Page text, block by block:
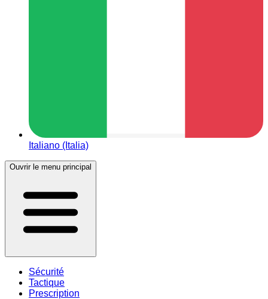
Italiano (Italia)
Ouvrir le menu principal
Sécurité
Tactique
Prescription